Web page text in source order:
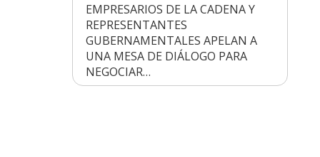
EMPRESARIOS DE LA CADENA Y
REPRESENTANTES
GUBERNAMENTALES APELAN A
UNA MESA DE DIÁLOGO PARA
NEGOCIAR…